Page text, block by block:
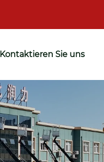
Kontaktieren Sie uns